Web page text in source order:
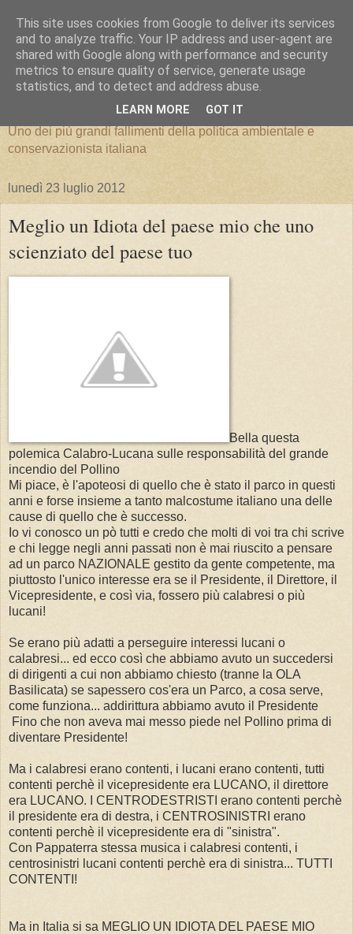
Parco Nazionale del Pollino
Uno dei più grandi fallimenti della politica ambientale e
conservazionista italiana
lunedì 23 luglio 2012
Meglio un Idiota del paese mio che uno
scienziato del paese tuo
Bella questa
polemica Calabro-Lucana sulle responsabilità del grande
incendio del Pollino
Mi piace, è l'apoteosi di quello che è stato il parco in questi
anni e forse insieme a tanto malcostume italiano una delle
cause di quello che è successo.
Io vi conosco un pò tutti e credo che molti di voi tra chi scrive
e chi legge negli anni passati non è mai riuscito a pensare
ad un parco NAZIONALE gestito da gente competente, ma
piuttosto l'unico interesse era se il Presidente, il Direttore, il
Vicepresidente, e così via, fossero più calabresi o più
lucani!
Se erano più adatti a perseguire interessi lucani o
calabresi... ed ecco così che abbiamo avuto un succedersi
di dirigenti a cui non abbiamo chiesto (tranne la OLA
Basilicata) se sapessero cos'era un Parco, a cosa serve,
come funziona... addirittura abbiamo avuto il Presidente
Fino che non aveva mai messo piede nel Pollino prima di
diventare Presidente!
Ma i calabresi erano contenti, i lucani erano contenti, tutti
contenti perchè il vicepresidente era LUCANO, il direttore
era LUCANO. I CENTRODESTRISTI erano contenti perchè
il presidente era di destra, i CENTROSINISTRI erano
contenti perchè il vicepresidente era di "sinistra".
Con Pappaterra stessa musica i calabresi contenti, i
centrosinistri lucani contenti perchè era di sinistra... TUTTI
CONTENTI!
Ma in Italia si sa MEGLIO UN IDIOTA DEL PAESE MIO
This site uses cookies from Google to deliver its services
and to analyze traffic. Your IP address and user-agent are
shared with Google along with performance and security
metrics to ensure quality of service, generate usage
statistics, and to detect and address abuse.
LEARN MORE GOT IT